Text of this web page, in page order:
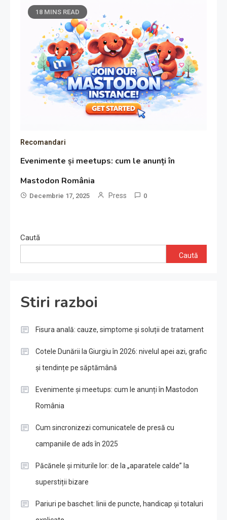
18 MINS READ
Recomandari
Evenimente și meetups: cum le anunți în
Mastodon România
Decembrie 17, 2025 Press 0
Caută
Caută
Stiri razboi
Fisura anală: cauze, simptome și soluții de tratament
Cotele Dunării la Giurgiu în 2026: nivelul apei azi, grafic
și tendințe pe săptămână
Evenimente și meetups: cum le anunți în Mastodon
România
Cum sincronizezi comunicatele de presă cu
campaniile de ads în 2025
Păcănele și miturile lor: de la „aparatele calde” la
superstiții bizare
Pariuri pe baschet: linii de puncte, handicap și totaluri